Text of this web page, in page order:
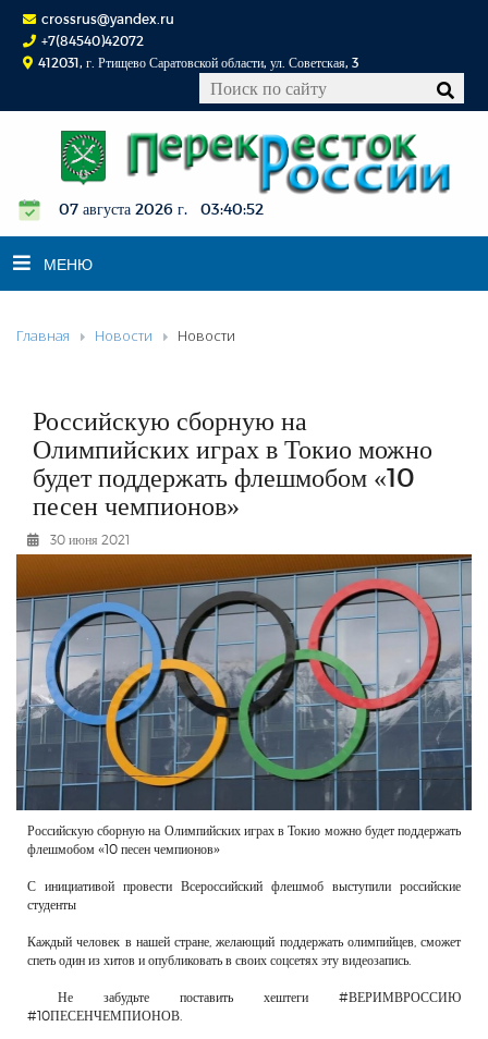
crossrus@yandex.ru
+7(84540)42072
412031, г. Ртищево Саратовской области, ул. Советская, 3
07 августа 2026 г. 03:40:53
МЕНЮ
НОВОСТИ
К СВЕДЕНИЮ
КОНКУРСЫ
ФОТОРЕПОРТАЖИ
РЕКЛАМОДАТЕЛЯМ
ОБЪЯВЛЕНИЯ
Главная Новости Новости
Российскую сборную на
Олимпийских играх в Токио можно
будет поддержать флешмобом «10
песен чемпионов»
30 июня 2021
Российскую сборную на Олимпийских играх в Токио можно будет поддержать
флешмобом «10 песен чемпионов»
С инициативой провести Всероссийский флешмоб выступили российские
студенты
Каждый человек в нашей стране, желающий поддержать олимпийцев, сможет
спеть один из хитов и опубликовать в своих соцсетях эту видеозапись.
Не забудьте поставить хештеги #ВЕРИМВРОССИЮ
#10ПЕСЕНЧЕМПИОНОВ.